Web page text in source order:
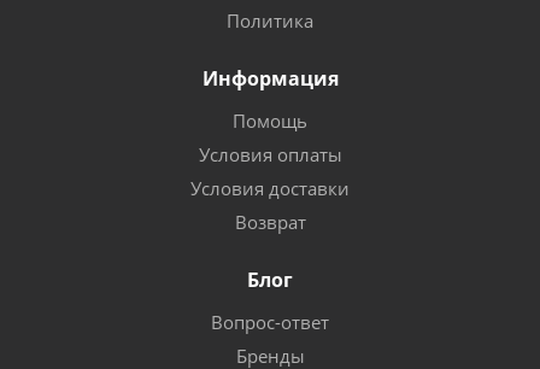
Политика
Информация
Помощь
Условия оплаты
Условия доставки
Возврат
Блог
Вопрос-ответ
Бренды